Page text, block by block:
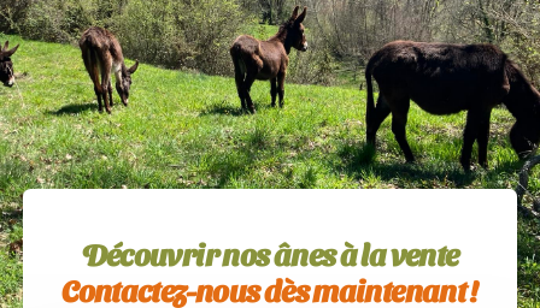
Découvrir nos ânes à la vente
Contactez-nous dès maintenant !